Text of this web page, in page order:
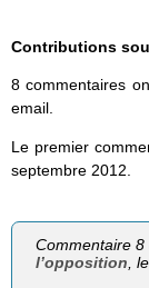
Contributions
8 commentaires
email.
Le premier
septembre 2012.
Commentaire
l’opposition,